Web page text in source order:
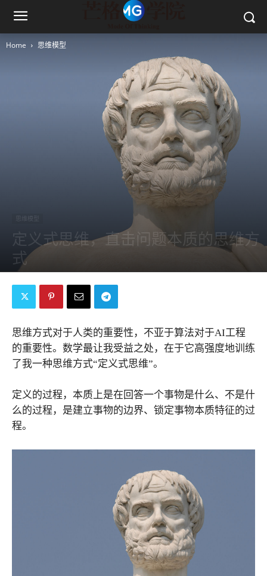
Home 思维模型
思维模型
定义式思维，直击问题本质的思维方
式
思维方式对于人类的重要性，不亚于算法对于AI工程
的重要性。数学最让我受益之处，在于它高强度地训练
了我一种思维方式“定义式思维”。
定义的过程，本质上是在回答一个事物是什么、不是什
么的过程，是建立事物的边界、锁定事物本质特征的过
程。